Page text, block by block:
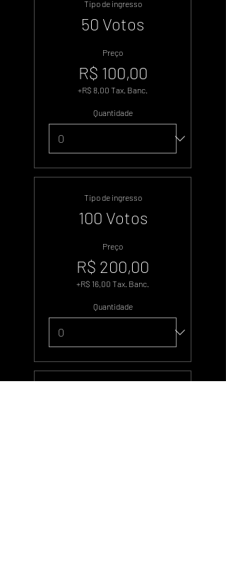
Tipo de ingresso
50 Votos
Preço
R$ 100,00
+R$ 8,00 Tax. Banc.
Quantidade
Tipo de ingresso
100 Votos
Preço
R$ 200,00
+R$ 16,00 Tax. Banc.
Quantidade